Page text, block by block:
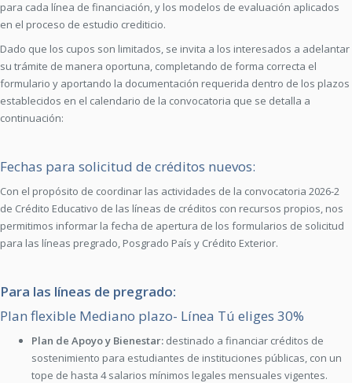
para cada línea de financiación, y los modelos de evaluación aplicados
en el proceso de estudio crediticio.
Dado que los cupos son limitados, se invita a los interesados a adelantar
su trámite de manera oportuna, completando de forma correcta el
formulario y aportando la documentación requerida dentro de los plazos
establecidos en el calendario de la convocatoria que se detalla a
continuación:
Fechas para solicitud de créditos nuevos:
Con el propósito de coordinar las actividades de la convocatoria 2026-2
de Crédito Educativo de las líneas de créditos con recursos propios, nos
permitimos informar la fecha de apertura de los formularios de solicitud
para las líneas pregrado, Posgrado País y Crédito Exterior.
Para las líneas de pregrado:
Plan flexible Mediano plazo- Línea Tú eliges 30%
Plan de Apoyo y Bienestar: destinado a financiar créditos de
sostenimiento para estudiantes de instituciones públicas, con un
tope de hasta 4 salarios mínimos legales mensuales vigentes.